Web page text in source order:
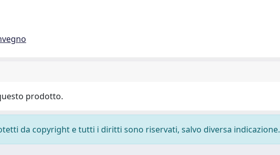
prodotto.
da copyright e tutti i diritti sono riservati, salvo diversa indicazione.